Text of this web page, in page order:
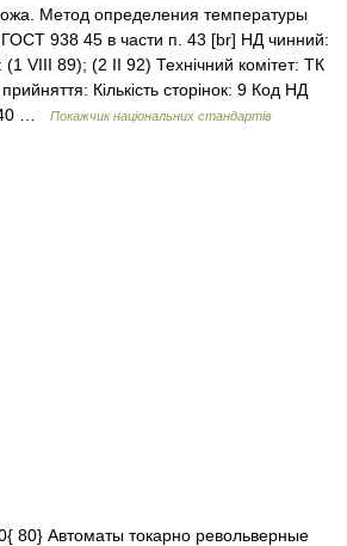
Метод определения температуры
938 45 в части п. 43 [br] НД чинний:
(1 VIII 89); (2 II 92) Технічний комітет: ТК
Кількість сторінок: 9 Код НД
…
Покажчик національних стандартів
80} Автоматы токарно револьверные